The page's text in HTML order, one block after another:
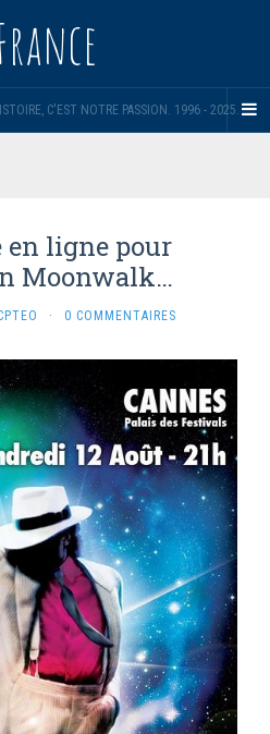
C'EST NOTRE PASSION. 1996 - 2025.
ligne pour
Moonwalk…
· 0 COMMENTAIRES